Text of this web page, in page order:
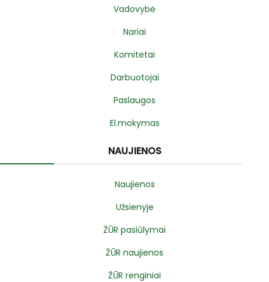
Vadovybė
Nariai
Komitetai
Darbuotojai
Paslaugos
El.mokymas
NAUJIENOS
Naujienos
Užsienyje
ŽŪR pasiūlymai
ŽŪR naujienos
ŽŪR renginiai